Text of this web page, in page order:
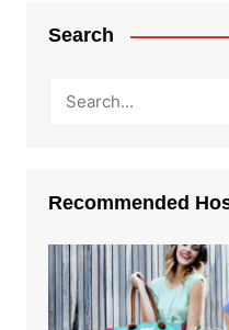
Search
Recommended